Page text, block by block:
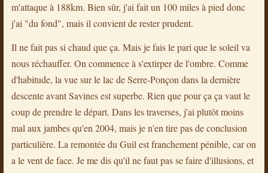
m'attaque à 188km. Bien sûr, j'ai fait un 100 miles à pied donc
j'ai "du fond", mais il convient de rester prudent.
Il ne fait pas si chaud que ça. Mais je fais le pari que le soleil va
nous réchauffer. On commence à s'extirper de l'ombre. Comme
d'habitude, la vue sur le lac de Serre-Ponçon dans la dernière
descente avant Savines est superbe. Rien que pour ça ça vaut le
coup de prendre le départ. Dans les traverses, j'ai plutôt moins
mal aux jambes qu'en 2004, mais je n'en tire pas de conclusion
particulière. La remontée du Guil est franchement pénible, car on
a le vent de face. Je me dis qu'il ne faut pas se faire d'illusions, et